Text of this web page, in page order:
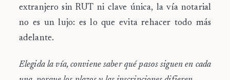
extranjero sin RUT ni clave única, la vía notarial
no es un lujo: es lo que evita rehacer todo más
adelante.
Elegida la vía, conviene saber qué pasos siguen en cada